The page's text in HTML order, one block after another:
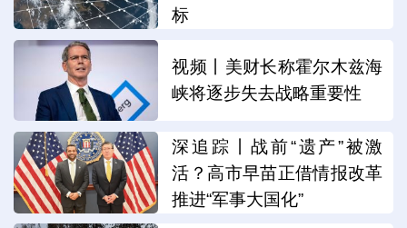
标
视频丨美财长称霍尔木兹海
峡将逐步失去战略重要性
深追踪丨战前“遗产”被激
活？高市早苗正借情报改革
推进“军事大国化”